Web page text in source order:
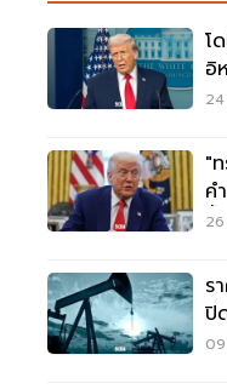
โ
อิ
มุซ
"
ค
น้
ร
ปิ
ฉ